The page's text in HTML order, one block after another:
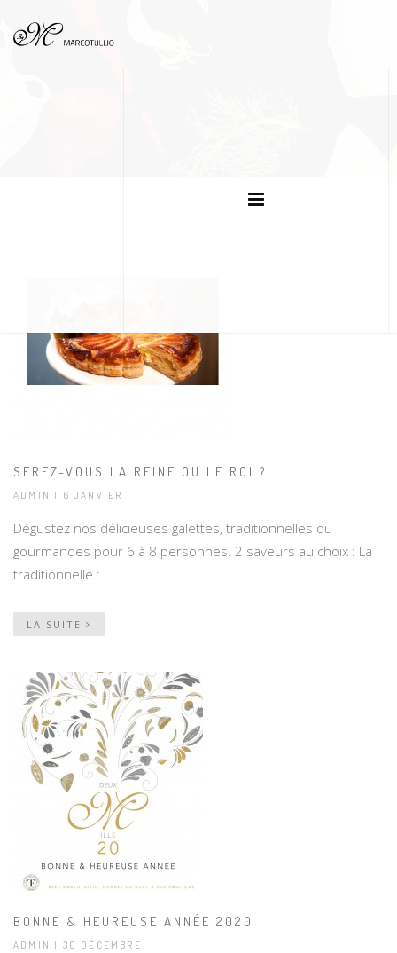
SEREZ-VOUS LA REINE OU LE ROI ?
ADMIN | 6 JANVIER
Dégustez nos délicieuses galettes, traditionnelles ou
gourmandes pour 6 à 8 personnes. 2 saveurs au choix : La
traditionnelle :
LA SUITE
BONNE & HEUREUSE ANNÉE 2020
ADMIN | 30 DÉCEMBRE